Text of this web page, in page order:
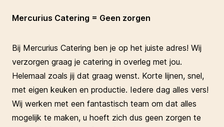
Mercurius Catering = Geen zorgen
Bij Mercurius Catering ben je op het juiste adres! Wij
verzorgen graag je catering in overleg met jou.
Helemaal zoals jij dat graag wenst. Korte lijnen, snel,
met eigen keuken en productie. Iedere dag alles vers!
Wij werken met een fantastisch team om dat alles
mogelijk te maken, u hoeft zich dus geen zorgen te